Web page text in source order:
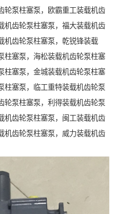
轮泵柱塞泵，欧霸重工装载机齿
机齿轮泵柱塞泵，福大装载机齿
机齿轮泵柱塞泵，乾锐锋装载
柱塞泵，海松装载机齿轮泵柱塞
柱塞泵，金城装载机齿轮泵柱塞
柱塞泵，临工重特装载机齿轮泵
轮泵柱塞泵，利得装载机齿轮泵
机齿轮泵柱塞泵，闽工装载机齿
机齿轮泵柱塞泵，威力装载机齿